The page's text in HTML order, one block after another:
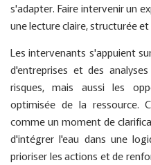
s'adapter. Faire intervenir un
une lecture claire, structurée
Les intervenants s'appuient
d'entreprises et des
risques, mais aussi les
optimisée de la ressource.
comme un moment de
d'intégrer l'eau dans une
prioriser les actions et de